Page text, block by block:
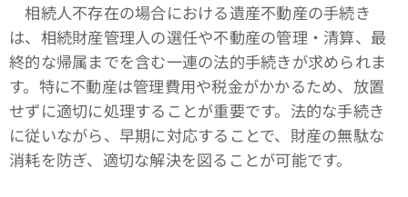
相続人不存在の場合における遺産不動産の手続き
は、相続財産管理人の選任や不動産の管理・清算、最
終的な帰属までを含む一連の法的手続きが求められま
す。特に不動産は管理費用や税金がかかるため、放置
せずに適切に処理することが重要です。法的な手続き
に従いながら、早期に対応することで、財産の無駄な
消耗を防ぎ、適切な解決を図ることが可能です。